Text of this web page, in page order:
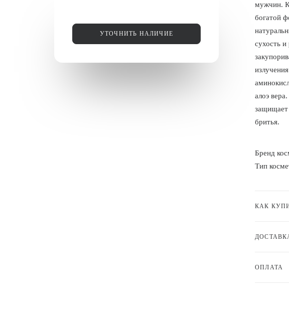
УТОЧНИТЬ НАЛИЧИЕ
мужчин.
богатой
сухость
алоэ
защищает
бритья.
Бренд
Тип
КАК
ОПЛАТА